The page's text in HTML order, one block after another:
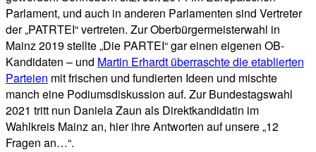
Parlament, und auch in anderen Parlamenten sind Vertreter
der „PATRTEI“ vertreten. Zur Oberbürgermeisterwahl in
Mainz 2019 stellte „Die PARTEI“ gar einen eigenen OB-
Kandidaten – und Martin Erhardt überraschte die etablierten
Parteien mit frischen und fundierten Ideen und mischte
manch eine Podiumsdiskussion auf. Zur Bundestagswahl
2021 tritt nun Daniela Zaun als Direktkandidatin im
Wahlkreis Mainz an, hier ihre Antworten auf unsere „12
Fragen an…“.